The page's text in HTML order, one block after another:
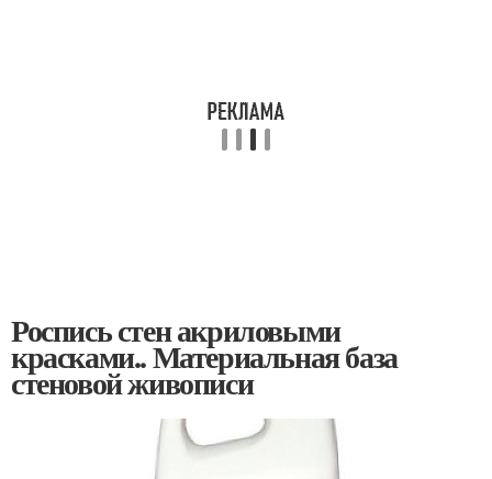
Роспись стен акриловыми
красками.. Материальная база
стеновой живописи